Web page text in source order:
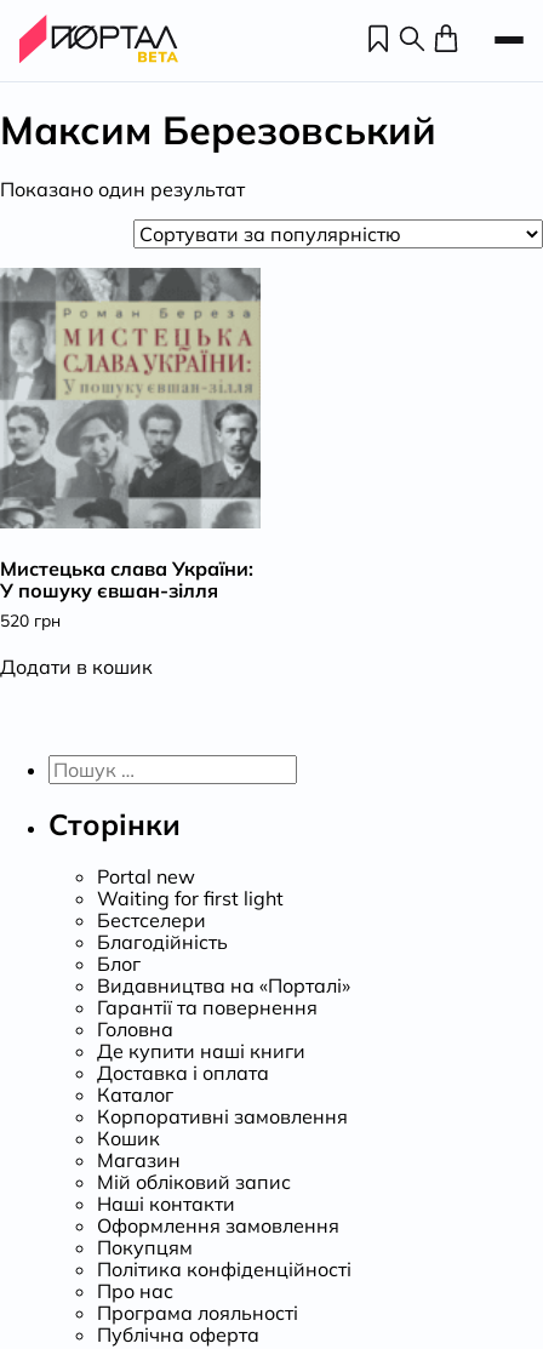
Максим Березовський
Показано один результат
Мистецька слава України:
У пошуку євшан-зілля
520 грн
Додати в кошик
Пошук:
Сторінки
Portal new
Waiting for first light
Бестселери
Благодійність
Блог
Видавництва на «Порталі»
Гарантії та повернення
Головна
Де купити наші книги
Доставка і оплата
Каталог
Корпоративні замовлення
Кошик
Магазин
Мій обліковий запис
Наші контакти
Оформлення замовлення
Покупцям
Політика конфіденційності
Про нас
Програма лояльності
Публічна оферта